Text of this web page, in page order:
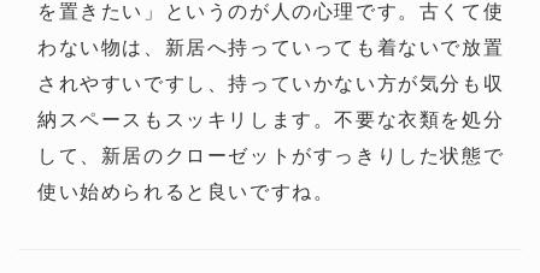
を置きたい」というのが人の心理です。古くて使
わない物は、新居へ持っていっても着ないで放置
されやすいですし、持っていかない方が気分も収
納スペースもスッキリします。不要な衣類を処分
して、新居のクローゼットがすっきりした状態で
使い始められると良いですね。